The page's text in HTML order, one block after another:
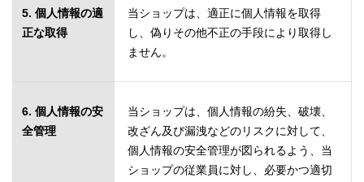
5. 個人情報の適
正な取得
当ショップは、適正に個人情報を取得
し、偽りその他不正の手段により取得し
ません。
6. 個人情報の安
全管理
当ショップは、個人情報の紛失、破壊、
改ざん及び漏洩などのリスクに対して、
個人情報の安全管理が図られるよう、当
ショップの従業員に対し、必要かつ適切